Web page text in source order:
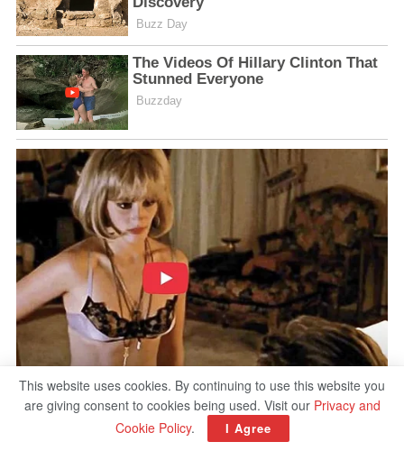
This website uses cookies. By continuing to use this website you
are giving consent to cookies being used. Visit our Privacy and
Cookie Policy. I Agree